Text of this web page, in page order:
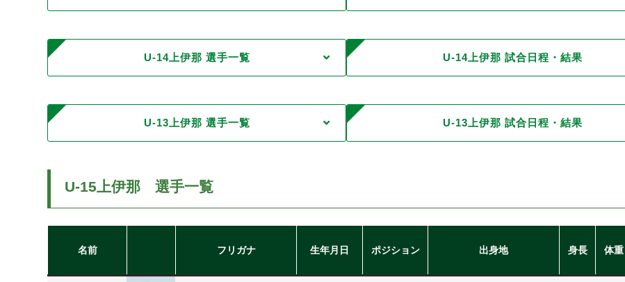
U-14上伊那 選手一覧 U-14上伊那 試合日程・結果
U-13上伊那 選手一覧 U-13上伊那 試合日程・結果
U-15上伊那 選手一覧
名前 フリガナ 生年月日 ポジション 出身地 身長 体重